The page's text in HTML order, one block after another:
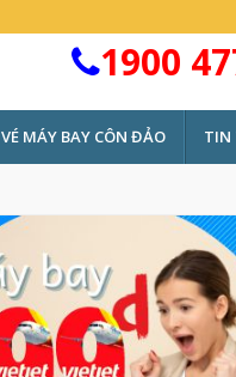
1900
VÉ MÁY BAY CÔN ĐẢO TIN